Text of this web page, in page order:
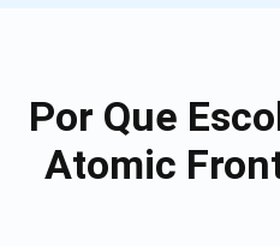
Por Que
Atomic